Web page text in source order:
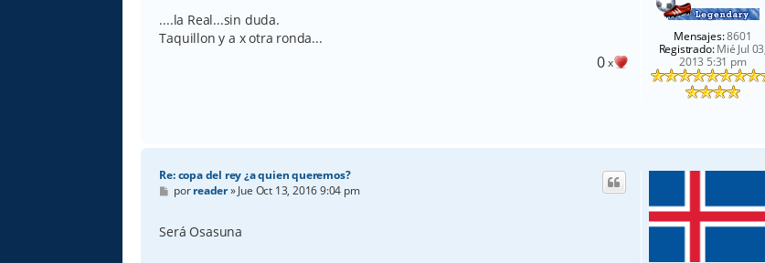
Mensajes:8601
Registrado:Mié Jul 03,
2013 5:31 pm
s
a
j
....la Real...sin duda.
Taquillon y a x otra ronda...
0x
Re: copa del rey ¿a quien queremos?
M
e
s
a
porreader»Jue Oct 13, 2016 9:04 pm
Será Osasuna